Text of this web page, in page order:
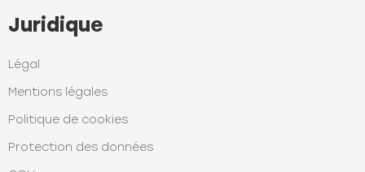
Juridique
Légal
Mentions légales
Politique de cookies
Protection des données